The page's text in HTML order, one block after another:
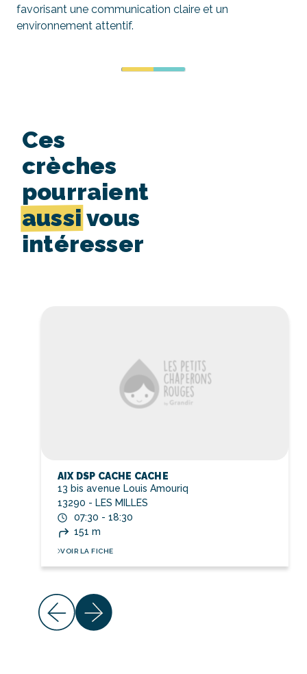
favorisant une communication claire et un
environnement attentif.
Ces
crèches
pourraient
aussi vous
intéresser
AIX DSP CACHE CACHE
13 bis avenue Louis Amouriq
13290 - LES MILLES
07:30 - 18:30
151 m
VOIR LA FICHE